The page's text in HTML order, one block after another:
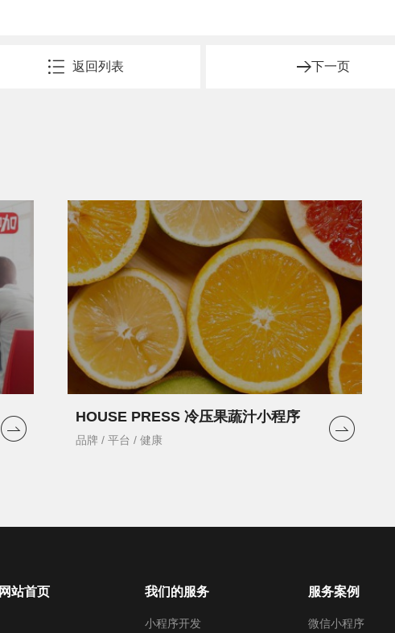
下一页
返回列表
HOUSE PRESS 冷压果蔬汁小程序
品牌 / 平台 / 健康
网站首页 我们的服务
小程序开发
服务案例
微信小程序